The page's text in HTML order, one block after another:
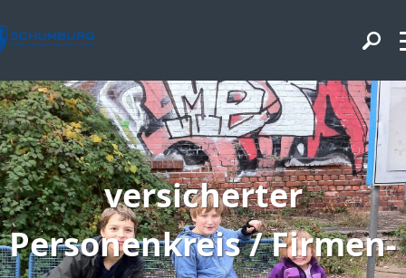
versicherter
Personenkreis / Firmen-